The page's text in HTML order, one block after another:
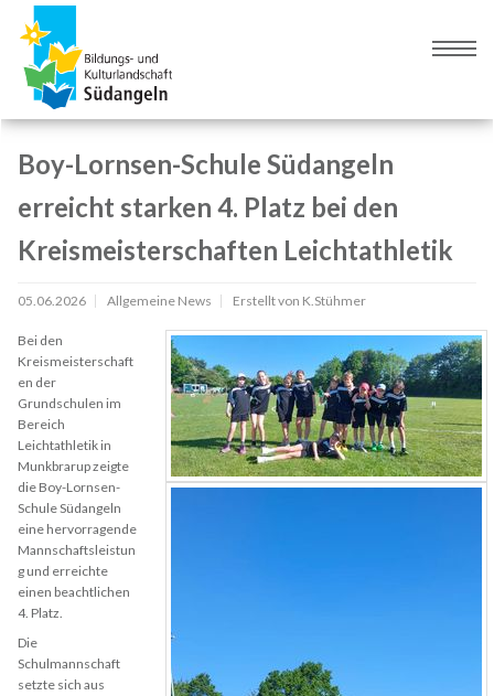
Navigation
springen
Inhalt
springen
Boy-Lornsen-Schule Südangeln
erreicht starken 4. Platz bei den
Kreismeisterschaften Leichtathletik
05.06.2026 Allgemeine News Erstellt von K.Stühmer
Bei den
Kreismeisterschaft
en der
Grundschulen im
Bereich
Leichtathletik in
Munkbrarup zeigte
die Boy-Lornsen-
Schule Südangeln
eine hervorragende
Mannschaftsleistun
g und erreichte
einen beachtlichen
4. Platz.
Die
Schulmannschaft
setzte sich aus